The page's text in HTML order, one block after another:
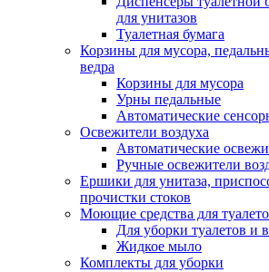
для унитазов
Туалетная бумага
Корзины для мусора,
ведра
Корзины для мусора
Урны педальные
Автоматические
Освежители воздуха
Автоматические
Ручные освежители
Ершики для унитаза,
прочистки стоков
Моющие средства для
Для уборки туалетов и
Жидкое мыло
Комплекты для уборки